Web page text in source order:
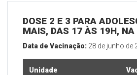
DOSE 2 E 3 PARA
MAIS, DAS 17 ÀS 19H, NA
Data de Vacinação: 28 de junho de
Unidade